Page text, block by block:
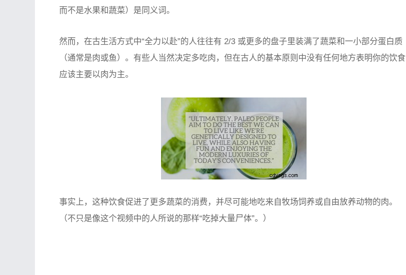
而不是水果和蔬菜）是同义词。
然而，在古生活方式中“全力以赴”的人往往有 2/3 或更多的盘子里装满了蔬菜和一小部分蛋白质
（通常是肉或鱼）。有些人当然决定多吃肉，但在古人的基本原则中没有任何地方表明你的饮食
应该主要以肉为主。
事实上，这种饮食促进了更多蔬菜的消费，并尽可能地吃来自牧场饲养或自由放养动物的肉。
（不只是像这个视频中的人所说的那样“吃掉大量尸体”。）